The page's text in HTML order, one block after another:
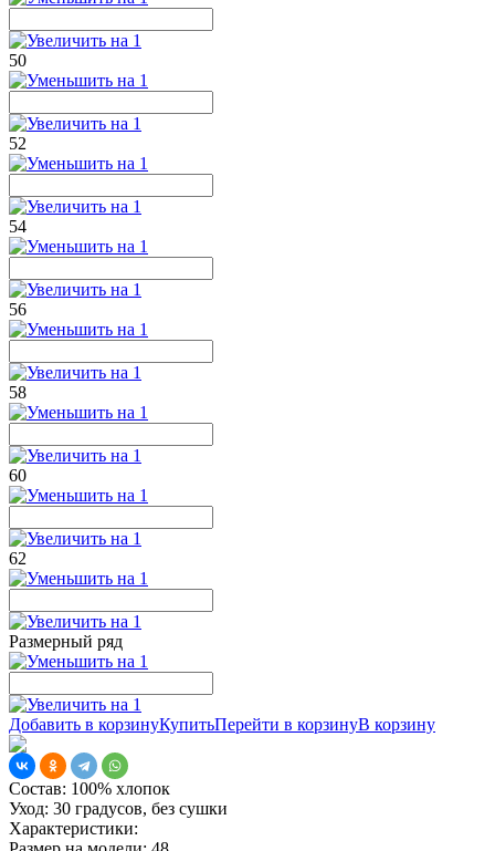
50
52
54
56
58
60
62
Размерный ряд
Добавить в корзинуКупитьПерейти в корзинуВ корзину
Состав: 100% хлопок
Уход: 30 градусов, без сушки
Характеристики: